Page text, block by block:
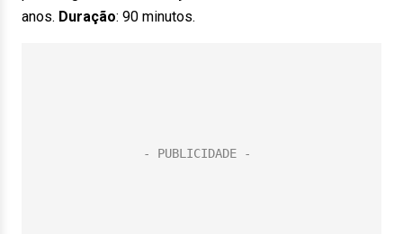
anos. Duração: 90 minutos.